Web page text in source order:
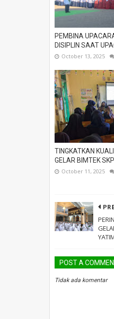
PEMBINA
DISIPLIN SAAT
October 13, 2025
TINGKATKAN
GELAR BIMTEK
October 11, 2025
POST A
Tidak ada komentar